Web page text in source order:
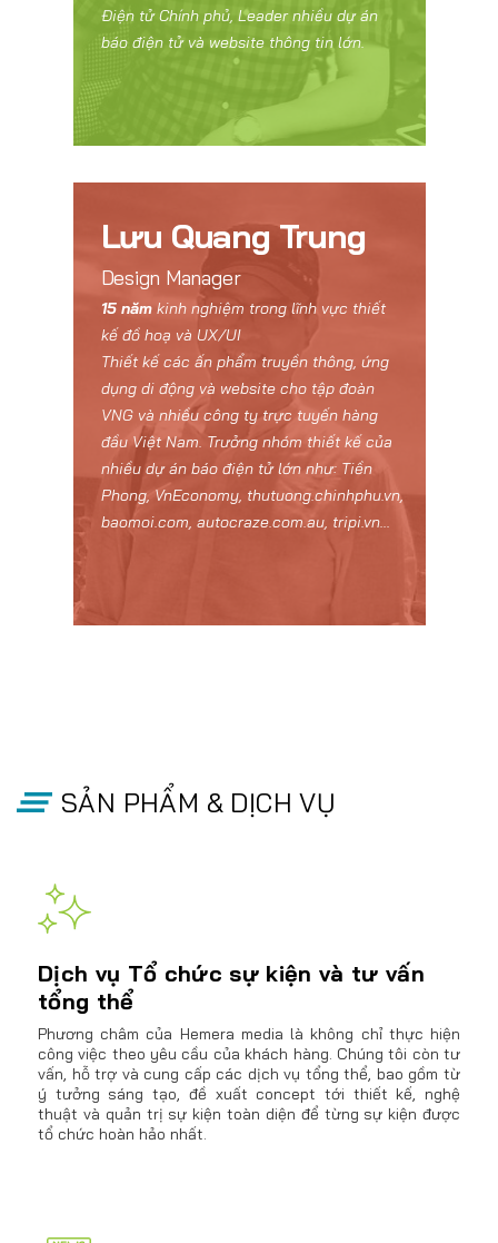
Điện tử Chính phủ, Leader nhiều dự án
báo điện tử và website thông tin lớn.
Lưu Quang Trung
Design Manager
15 nămkinh nghiệm trong lĩnh vực thiết
kế đồ hoạ và UX/UI
Thiết kế các ấn phẩm truyền thông, ứng
dụng di động và website cho tập đoàn
VNG và nhiều công ty trực tuyến hàng
đầu Việt Nam. Trưởng nhóm thiết kế của
nhiều dự án báo điện tử lớn như: Tiền
Phong, VnEconomy, thutuong.chinhphu.vn,
baomoi.com, autocraze.com.au, tripi.vn...
SẢN PHẨM & DỊCH VỤ
Dịch vụ Tổ chức sự kiện và tư vấn
tổng thể
Phương châm của Hemera media là không chỉ thực hiện
công việc theo yêu cầu của khách hàng. Chúng tôi còn tư
vấn, hỗ trợ và cung cấp các dịch vụ tổng thể, bao gồm từ
ý tưởng sáng tạo, đề xuất concept tới thiết kế, nghệ
thuật và quản trị sự kiện toàn diện để từng sự kiện được
tổ chức hoàn hảo nhất.